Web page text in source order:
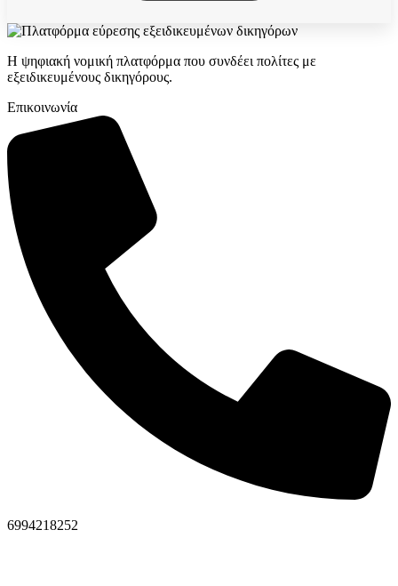
Η ψηφιακή νομική πλατφόρμα που συνδέει πολίτες με
εξειδικευμένους δικηγόρους.
Επικοινωνία
6994218252